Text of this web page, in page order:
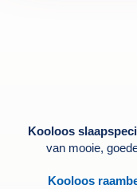
Kooloos
van mooie,
Kooloos